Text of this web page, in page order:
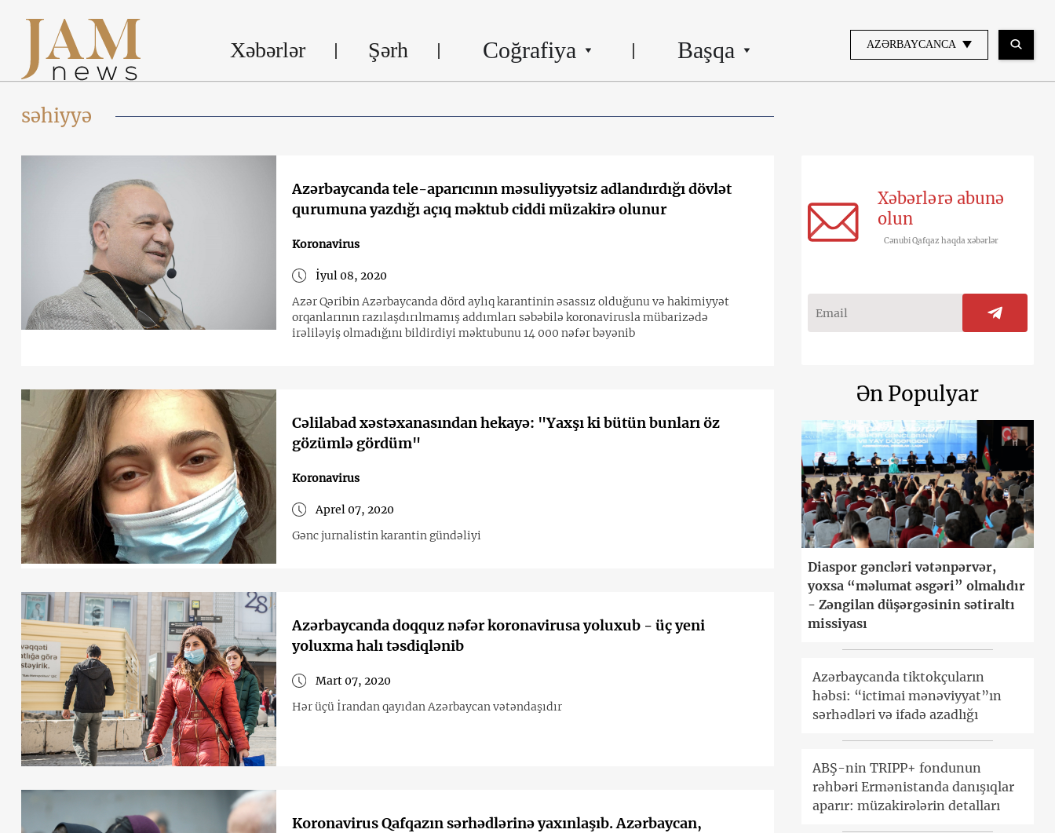
Xəbərlər Şərh Coğrafiya Başqa AZƏRBAYCANCA
səhiyyə
Azərbaycanda tele-aparıcının məsuliyyətsiz adlandırdığı dövlət
qurumuna yazdığı açıq məktub ciddi müzakirə olunur
Koronavirus
İyul 08, 2020
Azər Qəribin Azərbaycanda dörd aylıq karantinin əsassız olduğunu və hakimiyyət
orqanlarının razılaşdırılmamış addımları səbəbilə koronavirusla mübarizədə
irəliləyiş olmadığını bildirdiyi məktubunu 14 000 nəfər bəyənib
Cəlilabad xəstəxanasından hekayə: "Yaxşı ki bütün bunları öz
gözümlə gördüm"
Koronavirus
Aprel 07, 2020
Gənc jurnalistin karantin gündəliyi
Azərbaycanda doqquz nəfər koronavirusa yoluxub - üç yeni
yoluxma halı təsdiqlənib
Mart 07, 2020
Hər üçü İrandan qayıdan Azərbaycan vətəndaşıdır
Koronavirus Qafqazın sərhədlərinə yaxınlaşıb. Azərbaycan,
Xəbərlərə abunə
olun
Cənubi Qafqaz haqda xəbərlər
Ən Populyar
Diaspor gəncləri vətənpərvər,
yoxsa “məlumat əsgəri” olmalıdır
- Zəngilan düşərgəsinin sətiraltı
missiyası
Azərbaycanda tiktokçuların
həbsi: “ictimai mənəviyyat”ın
sərhədləri və ifadə azadlığı
ABŞ-nin TRIPP+ fondunun
rəhbəri Ermənistanda danışıqlar
aparır: müzakirələrin detalları